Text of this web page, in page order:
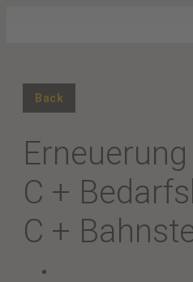
Back
C +
C +